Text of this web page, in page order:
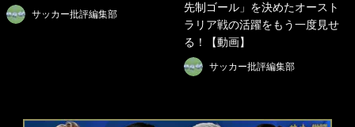
サッカー批評編集部
先制ゴール」を決めたオースト
ラリア戦の活躍をもう一度見せ
る！【動画】
サッカー批評編集部